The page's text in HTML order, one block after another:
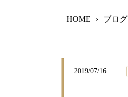
HOME › ブログ
2019/07/16